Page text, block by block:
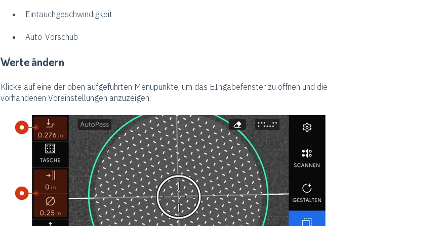
Eintauchgeschwindigkeit
Auto-Vorschub
Werte ändern
Klicke auf eine der oben aufgeführten Menüpunkte, um das EIngabefenster zu öffnen und die
vorhandenen Voreinstellungen anzuzeigen: